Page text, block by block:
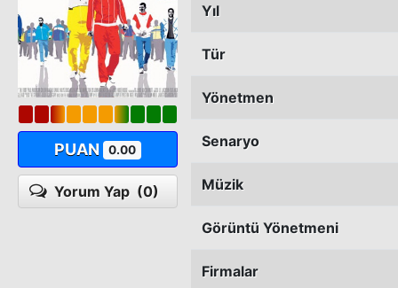
PUAN 0.00
Yorum Yap (0)
Yıl
Tür
Yönetmen
Senaryo
Müzik
Görüntü Yönetmeni
Firmalar